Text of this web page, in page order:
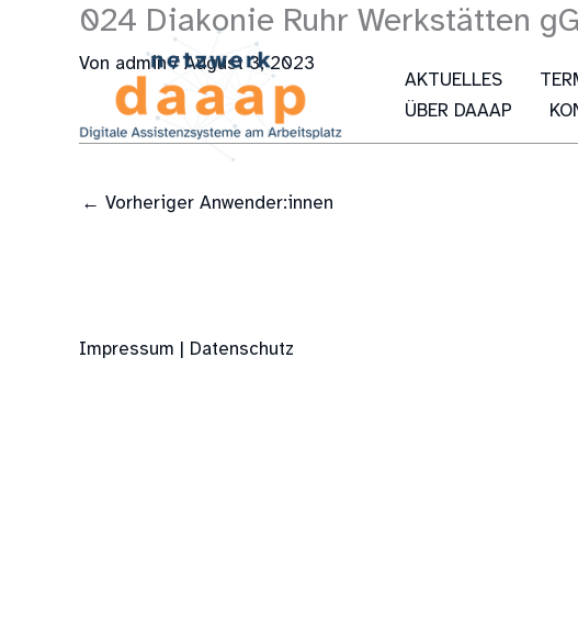
AKTUELLES
ÜBER DAAAP
024 Diakonie Ruhr Werkstätten
Von admin/August 3, 2023
← Vorheriger Anwender:innen
Impressum | Datenschutz